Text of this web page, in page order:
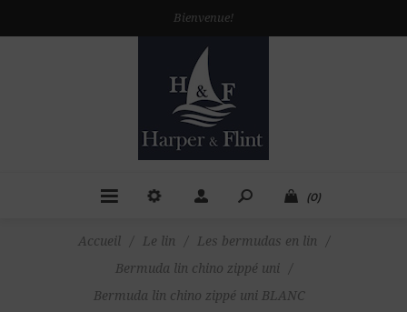
Bienvenue!
(0)
Accueil / Le lin / Les bermudas en lin
/
Bermuda lin chino zippé uni
/
Bermuda lin chino zippé uni BLANC